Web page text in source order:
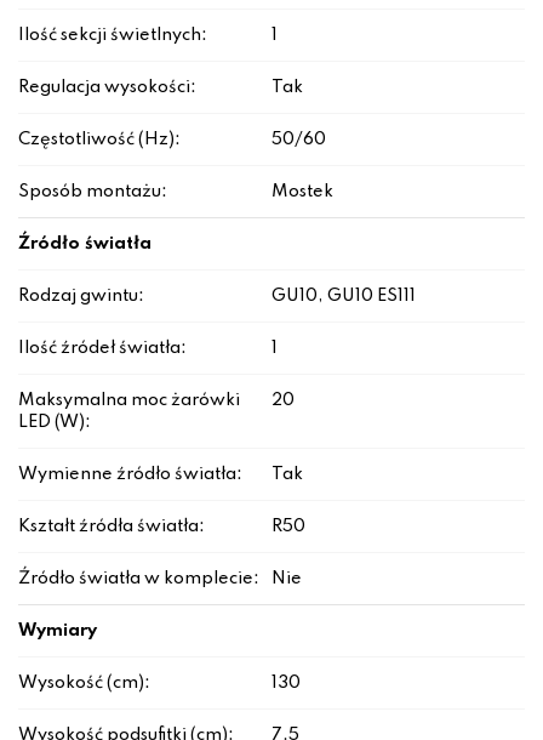
Ilość sekcji świetlnych:
Regulacja wysokości: Tak
Częstotliwość (Hz): 50/60
Sposób montażu: Mostek
Źródło światła
Rodzaj gwintu: GU10, GU10 ES111
Ilość źródeł światła:
Maksymalna moc żarówki
LED (W):
20
Wymienne źródło światła: Tak
Kształt źródła światła: R50
Źródło światła w komplecie: Nie
Wymiary
Wysokość (cm): 130
Wysokość podsufitki (cm): 7.5